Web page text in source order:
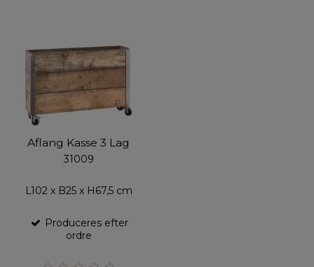
Aflang Kasse 3 Lag
31009
L102 x B25 x H67,5 cm
Produceres efter
ordre